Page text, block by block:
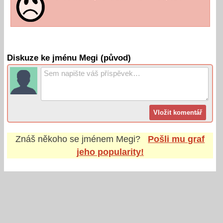
Diskuze ke jménu Megi (původ)
Znáš někoho se jménem Megi?
Pošli mu graf
jeho popularity!